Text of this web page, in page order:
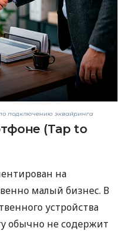
подключению эквайринга
(Tap to
на
малый бизнес. В
устройства
обычно не содержит